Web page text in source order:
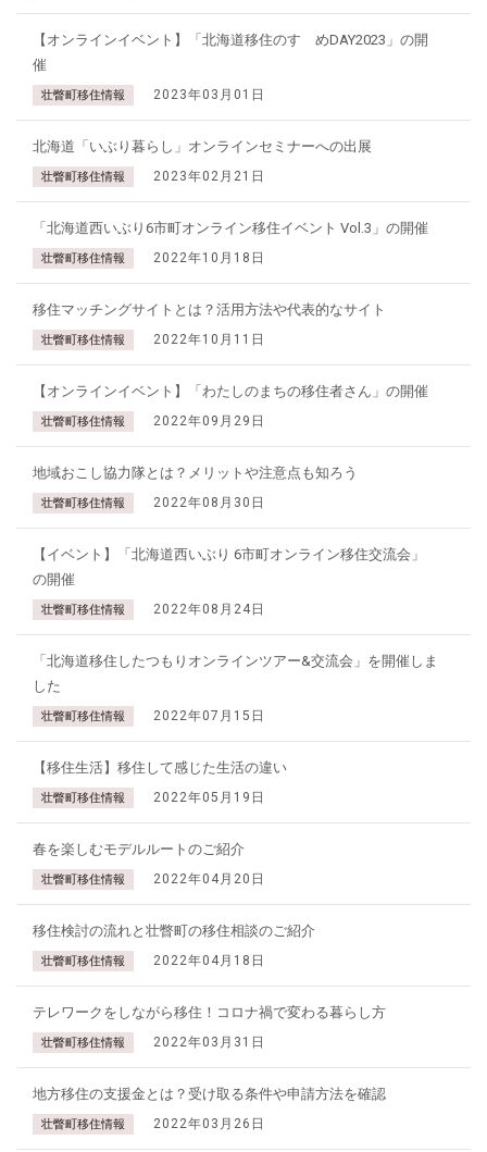
【オンラインイベント】「北海道移住のすゝめDAY2023」の開
催
壮瞥町移住情報 2023年03月01日
北海道「いぶり暮らし」オンラインセミナーへの出展
壮瞥町移住情報 2023年02月21日
「北海道西いぶり6市町オンライン移住イベント Vol.3」の開催
壮瞥町移住情報 2022年10月18日
移住マッチングサイトとは？活用方法や代表的なサイト
壮瞥町移住情報 2022年10月11日
【オンラインイベント】「わたしのまちの移住者さん」の開催
壮瞥町移住情報 2022年09月29日
地域おこし協力隊とは？メリットや注意点も知ろう
壮瞥町移住情報 2022年08月30日
【イベント】「北海道西いぶり 6市町オンライン移住交流会」
の開催
壮瞥町移住情報 2022年08月24日
「北海道移住したつもりオンラインツアー&交流会」を開催しま
した
壮瞥町移住情報 2022年07月15日
【移住生活】移住して感じた生活の違い
壮瞥町移住情報 2022年05月19日
春を楽しむモデルルートのご紹介
壮瞥町移住情報 2022年04月20日
移住検討の流れと壮瞥町の移住相談のご紹介
壮瞥町移住情報 2022年04月18日
テレワークをしながら移住！コロナ禍で変わる暮らし方
壮瞥町移住情報 2022年03月31日
地方移住の支援金とは？受け取る条件や申請方法を確認
壮瞥町移住情報 2022年03月26日